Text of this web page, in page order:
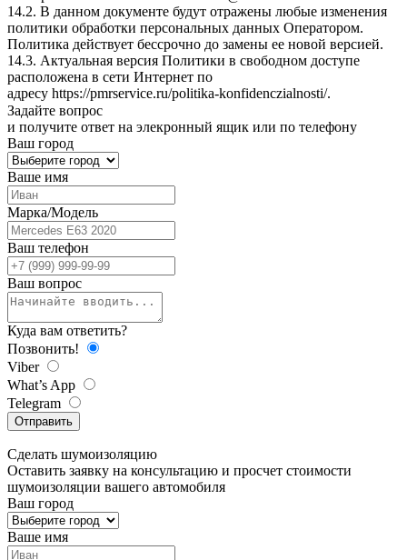
14.2. В данном документе будут отражены любые изменения
политики обработки персональных данных Оператором.
Политика действует бессрочно до замены ее новой версией.
14.3. Актуальная версия Политики в свободном доступе
расположена в сети Интернет по
адресу https://pmrservice.ru/politika-konfidenczialnosti/.
Задайте вопрос
и получите ответ на элекронный ящик или по телефону
Ваш город
Ваше имя
Марка/Модель
Ваш телефон
Ваш вопрос
Куда вам ответить?
Позвонить!
Viber
What’s App
Telegram
Отправить
Сделать шумоизоляцию
Оставить заявку на консультацию и просчет стоимости
шумоизоляции вашего автомобиля
Ваш город
Ваше имя